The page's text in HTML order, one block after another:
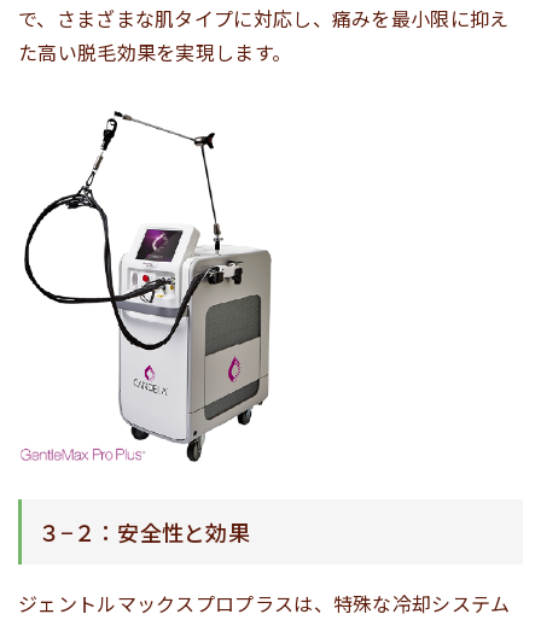
で、さまざまな肌タイプに対応し、痛みを最小限に抑え
た高い脱毛効果を実現します。
３−２：安全性と効果
ジェントルマックスプロプラスは、特殊な冷却システム